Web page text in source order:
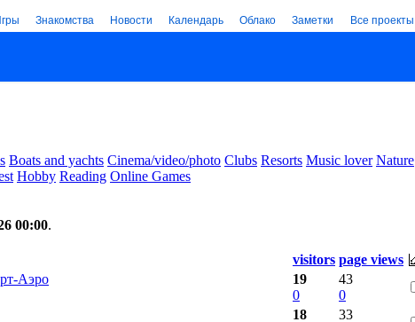
Знакомства Новости Календарь Облако Заметки Все проекты
Boats and yachts Cinema/video/photo Clubs Resorts Music lover Nature
Hobby Reading Online Games
00:00.
visitors page views
Аэро
19
0
43
0
18
33